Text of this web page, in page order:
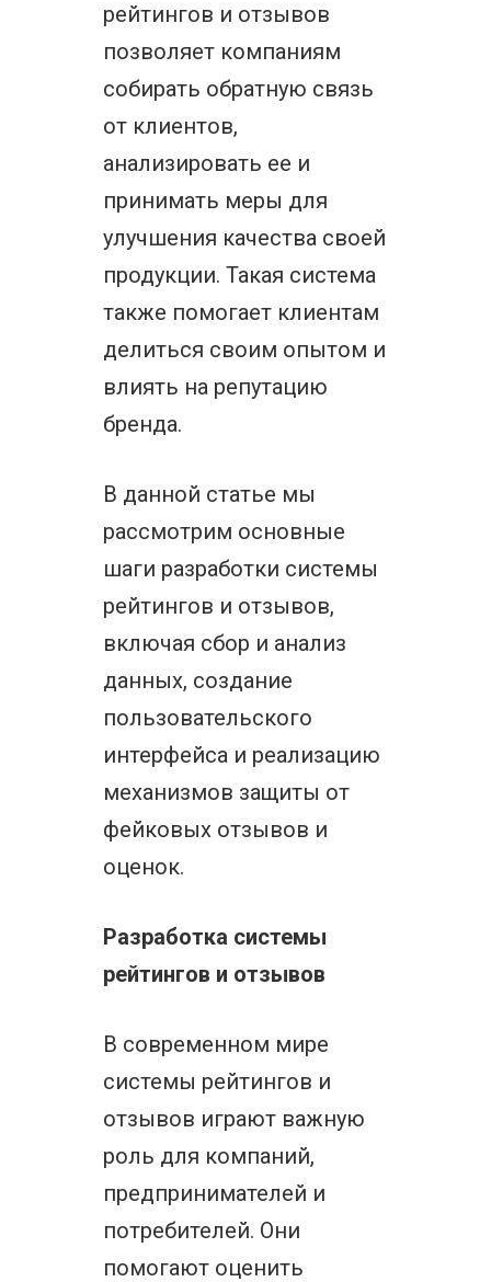
рейтингов и отзывов
позволяет компаниям
собирать обратную связь
от клиентов,
анализировать ее и
принимать меры для
улучшения качества своей
продукции. Такая система
также помогает клиентам
делиться своим опытом и
влиять на репутацию
бренда.
В данной статье мы
рассмотрим основные
шаги разработки системы
рейтингов и отзывов,
включая сбор и анализ
данных, создание
пользовательского
интерфейса и реализацию
механизмов защиты от
фейковых отзывов и
оценок.
Разработка системы
рейтингов и отзывов
В современном мире
системы рейтингов и
отзывов играют важную
роль для компаний,
предпринимателей и
потребителей. Они
помогают оценить